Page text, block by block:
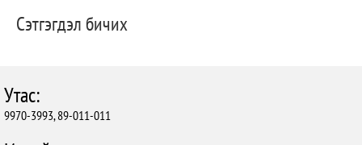
Сэтгэгдэл бичих
Утас:
9970-3993, 89-011-011